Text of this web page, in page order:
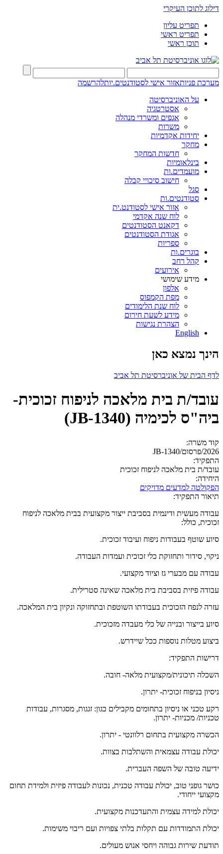
דילוג לתוכן העיקרי
תפריט עליון
תפריט ראשי
תוכן ראשי
מערכת פניותאזור אישי לסטודנטים.יותלהרשמה
על האוניברסיטה
אסטרטגיה
אגפים ומשרדי מנהלה
משרות
יחידות אקדמיות
מחקר
חדשות המחקר
בינלאומיות
מועמדים.ות
חישוב סיכויי קבלה
סגל
סטודנטים.ות
אזור אישי לסטודנט.ית
לוח שנה אקדמי
דקאנט הסטודנטים
אגודת הסטודנטים
ספריות
בוגרים.ות
קהל רחב
אירועים
מידע שימושי
אלפון
מפת הקמפוס
לוח שנת הלימודים
מידע לשעת חירום
הצהרת נגישות
English
הינך נמצא כאן
לדף הבית של אוניברסיטת תל אביב
עובד/ת בית מלאכה לניפוח זכוכית-
ביה"ס לכימיה (JB-1340)
קוד משרה:
2026/פרסום/JB-1340
התפקיד:
עובד/ת בית מלאכה לניפוח זכוכית
היחידה:
הפקולטה למדעים מדויקים
תיאור התפקיד:
עבודה מעשית ודינמית בסביבת ייצור מקצועית בבית מלאכה לניפוח
זכוכית, כולל:
סיוע שוטף בעבודות ניפוח ועיבוד זכוכית.
ניקוי, סידור ותחזוקת כלי זכוכית ועמדות העבודה.
עבודה עם מבערי גז וציוד מקצועי.
עבודה פיזית בסביבת בית מלאכה שאינה סטרילית.
עזרה לנפח הזכוכית בעבודתו השוטפת ובתחזוקה ונקיון בית המלאכה.
סיוע בייצור ובנייה של כלי מעבדה מזכוכית.
ביצוע מטלות נוספות ככל שיידרש.
דרישות התפקיד:
השכלה תיכונית/מקצועית מלאה- חובה.
ניסיון בניפוח זכוכית- יתרון.
רקע טכני או ניסיון בתחומים מקבילים כגון: זגגות, מסגרות, עבודות
טכניות/ מכניות- יתרון.
הכשרה מקצועית בתחום רלוונטי - יתרון.
יכולת עבודה עצמאית והשתלבות בצוות.
ידיעה טובה של השפה העברית.
כושר גופני טוב, יכולת עבודה טכנית, נכונות לעבודה פיזית ולמידת תחום
מקצועי ייחודי.
יכולת למידה עצמית והתעדכנות מקצועית.
יכולת התמודדות עם תקלות בלתי צפויות ועם ריבוי משימות.
תודעת שירות גבוהה ויחסי אנוש מעולים.